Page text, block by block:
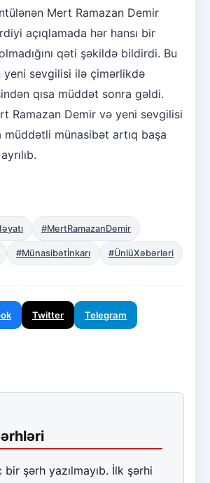
Mert Ramazan Demir
açıqlamada hər hansı bir
qəti şəkildə bildirdi. Bu
yeni sevgilisi ilə çimərlikdə
qısa müddət sonra gəldi.
Ramazan Demir və yeni sevgilisi
müddətli münasibət artıq başa
#MertRamazanDemir
#Münasibətİnkarı #ÜnlüXəbərləri
Twitter Telegram
bir şərh yazılmayıb. İlk şərhi